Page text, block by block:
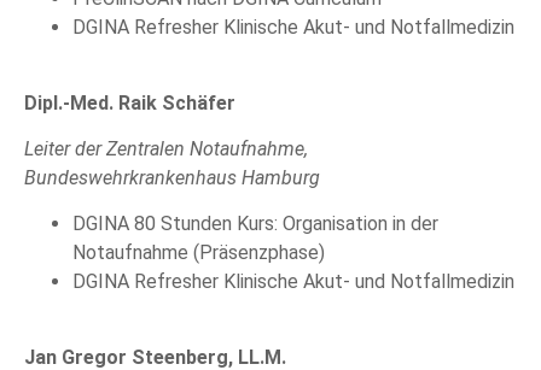
DGINA Refresher Klinische Akut- und Notfallmedizin
Dipl.-Med. Raik Schäfer
Leiter der Zentralen Notaufnahme,
Bundeswehrkrankenhaus Hamburg
DGINA 80 Stunden Kurs: Organisation in der
Notaufnahme (Präsenzphase)
DGINA Refresher Klinische Akut- und Notfallmedizin
Jan Gregor Steenberg, LL.M.